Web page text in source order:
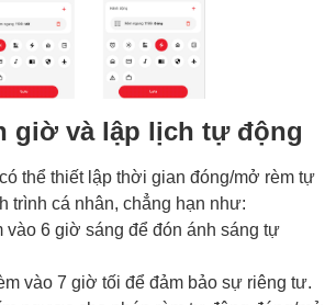
giờ và lập lịch tự động
thể thiết lập thời gian đóng/mở rèm tự
trình cá nhân, chẳng hạn như:
vào 6 giờ sáng để đón ánh sáng tự
vào 7 giờ tối để đảm bảo sự riêng tư.